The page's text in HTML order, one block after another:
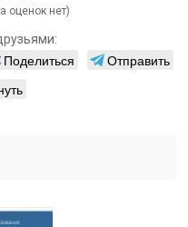
оценок нет)
Поделиться
Отправить